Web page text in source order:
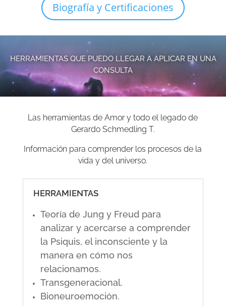
Biografía y Certificaciones
HERRAMIENTAS QUE PUEDO LLEGAR A APLICAR EN UNA
CONSULTA
Las herramientas de Amor y todo el legado de
Gerardo Schmedling T.
Información para comprender los procesos de la
vida y del universo.
HERRAMIENTAS
Teoría de Jung y Freud para
analizar y acercarse a comprender
la Psiquis, el inconsciente y la
manera en cómo nos
relacionamos.
Transgeneracional.
Bioneuroemoción.